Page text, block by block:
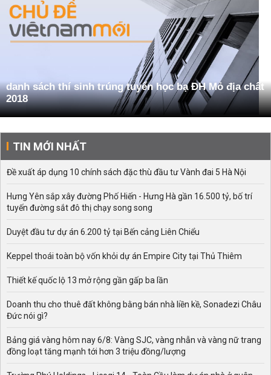
danh sách thí sinh trúng tuyển học bạ ĐH Mỏ địa chất
2018
TIN MỚI NHẤT
Đề xuất áp dụng 10 chính sách đặc thù đầu tư Vành đai 5 Hà Nội
Hưng Yên sắp xây đường Phố Hiến - Hưng Hà gần 16.500 tỷ, bố trí
tuyến đường sắt đô thị chạy song song
Duyệt đầu tư dự án 6.200 tỷ tại Bến cảng Liên Chiểu
Keppel thoái toàn bộ vốn khỏi dự án Empire City tại Thủ Thiêm
Thiết kế quốc lộ 13 mở rộng gần gấp ba lần
Doanh thu cho thuê đất không bằng bán nhà liền kề, Sonadezi Châu
Đức nói gì?
Bảng giá vàng hôm nay 6/8: Vàng SJC, vàng nhẫn và vàng nữ trang
đồng loạt tăng mạnh tới hơn 3 triệu đồng/lượng